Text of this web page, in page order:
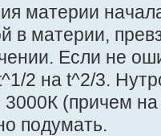
материи
в материи,
Если не
2 на t^2/3.
(причем на
подумать.